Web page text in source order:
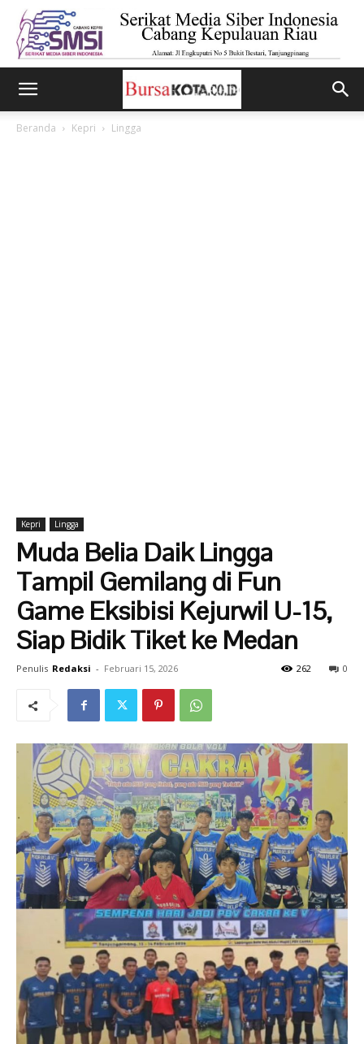
Beranda Kepri Lingga
Kepri Lingga
Muda Belia Daik Lingga
Tampil Gemilang di Fun
Game Eksibisi Kejurwil U-15,
Siap Bidik Tiket ke Medan
Penulis Redaksi - Februari 15, 2026 0
262